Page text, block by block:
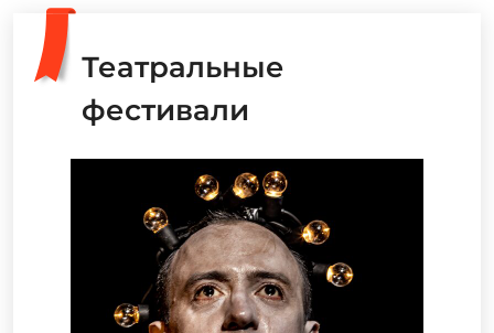
Театральные
фестивали